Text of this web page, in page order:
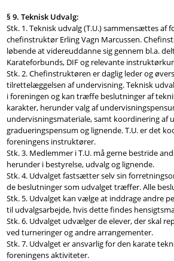
§ 9. Teknisk Udvalg:
Stk. 1. Teknisk udvalg (T.U.) sammensættes af
chefinstruktør Erling Vagn Marcussen.
løbende at videreuddanne sig gennem bl.a.
Karateforbunds, DIF og relevante
Stk. 2. Chefinstruktøren er daglig leder og
tilrettelæggelsen af undervisning. Teknisk
i foreningen og kan træffe beslutninger af
karakter, herunder valg af
undervisningsmateriale, samt koordinering af
gradueringspensum og lignende. T.U. er det
foreningens instruktører.
Stk. 3. Medlemmer i T.U. må gerne bestride
herunder i bestyrelse, udvalg og lignende.
Stk. 4. Udvalget fastsætter selv sin
de beslutninger som udvalget træffer. Alle
Stk. 5. Udvalget kan vælge at inddrage andre
til udvalgsarbejde, hvis dette findes
Stk. 6. Udvalget udvælger de elever, der skal
ved turneringer og andre arrangementer.
Stk. 7. Udvalget er ansvarlig for den karate
foreningens aktiviteter.